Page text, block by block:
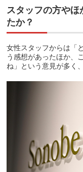
スタッフの方や
たか？
女性スタッフからは「
う感想があったほか、
ね」という意見が多く